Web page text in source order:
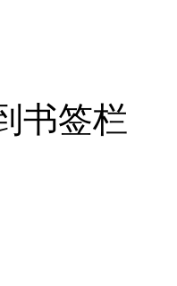
书签栏